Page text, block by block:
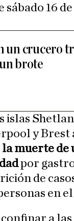
16
un crucero
brote
islas
y Brest
muerte de
por
de
en